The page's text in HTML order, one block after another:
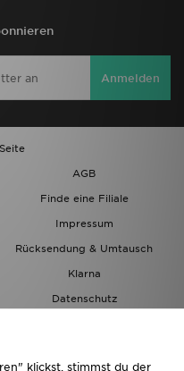
Anmelden
AGB
Finde eine Filiale
Impressum
Rücksendung & Umtausch
Klarna
Datenschutz
klickst, stimmst du der